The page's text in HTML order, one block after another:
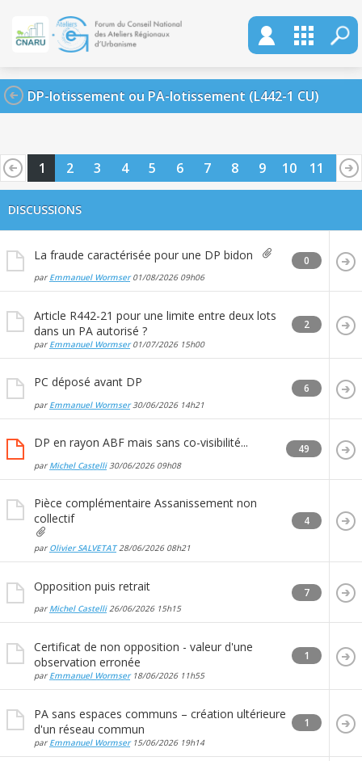
DP-lotissement ou PA-lotissement (L442-1 CU)
1 2 3 4 5 6 7 8 9 10 11
12
DISCUSSIONS
La fraude caractérisée pour une DP bidon
par Emmanuel Wormser01/08/2026 09h06
0
Article R442-21 pour une limite entre deux lots
dans un PA autorisé ?
par Emmanuel Wormser01/07/2026 15h00
2
PC déposé avant DP
par Emmanuel Wormser30/06/2026 14h21
6
DP en rayon ABF mais sans co-visibilité...
par Michel Castelli30/06/2026 09h08
49
Pièce complémentaire Assanissement non
collectif
par Olivier SALVETAT28/06/2026 08h21
4
Opposition puis retrait
par Michel Castelli26/06/2026 15h15
7
Certificat de non opposition - valeur d'une
observation erronée
par Emmanuel Wormser18/06/2026 11h55
1
PA sans espaces communs – création ultérieure
d'un réseau commun
par Emmanuel Wormser15/06/2026 19h14
1